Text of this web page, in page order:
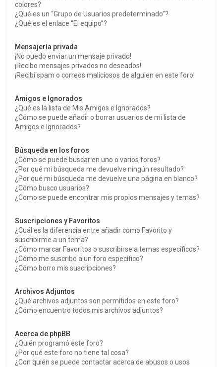
colores?
¿Qué es un “Grupo de Usuarios predeterminado”?
¿Qué es el enlace “El equipo”?
Mensajería privada
¡No puedo enviar un mensaje privado!
¡Recibo mensajes privados no deseados!
¡Recibí spam o correos maliciosos de alguien en este foro!
Amigos e Ignorados
¿Qué es la lista de Mis Amigos e Ignorados?
¿Cómo se puede añadir o borrar usuarios de mi lista de
Amigos e Ignorados?
Búsqueda en los foros
¿Cómo se puede buscar en uno o varios foros?
¿Por qué mi búsqueda me devuelve ningún resultado?
¿Por qué mi búsqueda me devuelve una página en blanco?
¿Cómo busco usuarios?
¿Como se puede encontrar mis propios mensajes y temas?
Suscripciones y Favoritos
¿Cuál es la diferencia entre añadir como Favorito y
suscribirme a un tema?
¿Cómo marcar Favoritos o suscribirse a temas específicos?
¿Cómo me suscribo a un foro específico?
¿Cómo borro mis suscripciones?
Archivos Adjuntos
¿Qué archivos adjuntos son permitidos en este foro?
¿Cómo encuentro todos mis archivos adjuntos?
Acerca de phpBB
¿Quién programó este foro?
¿Por qué este foro no tiene tal cosa?
¿Con quién se puede contactar acerca de abusos o usos